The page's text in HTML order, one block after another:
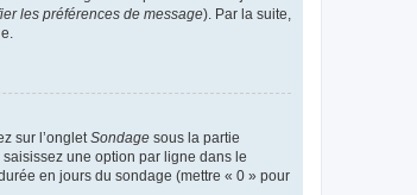
les préférences de message). Par la suite,
sur l’ongletSondage sous la partie
une option par ligne dans le
en jours du sondage (mettre « 0 » pour